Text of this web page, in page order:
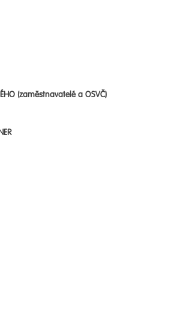
(zaměstnavatelé a OSVČ)